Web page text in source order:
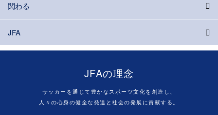
関わる
JFA
JFAの理念
サッカーを通じて豊かなスポーツ文化を創造し、
人々の心身の健全な発達と社会の発展に貢献する。